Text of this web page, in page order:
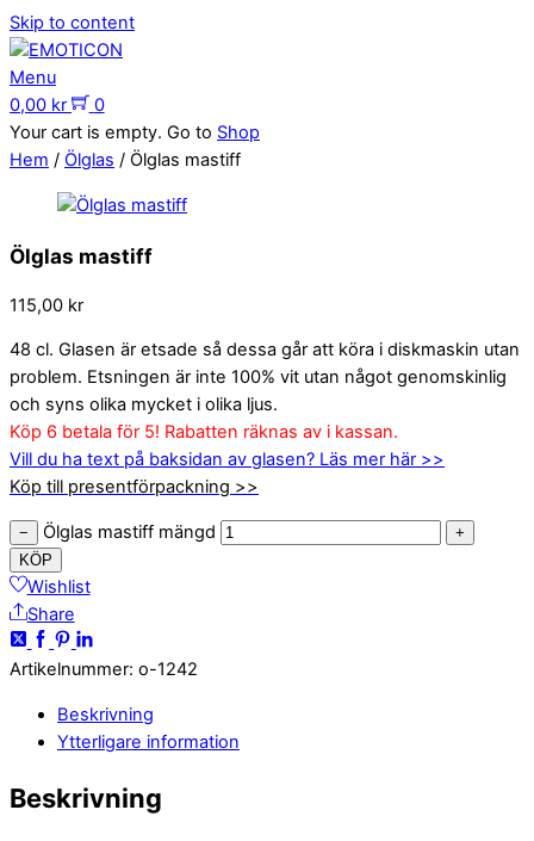
Skip to content
Menu
0,00 kr
0
Your cart is empty. Go to Shop
Hem / Ölglas / Ölglas mastiff
Ölglas mastiff
115,00 kr
48 cl. Glasen är etsade så dessa går att köra i diskmaskin utan
problem. Etsningen är inte 100% vit utan något genomskinlig
och syns olika mycket i olika ljus.
Köp 6 betala för 5! Rabatten räknas av i kassan.
Vill du ha text på baksidan av glasen? Läs mer här >>
Köp till presentförpackning >>
− Ölglas mastiff mängd
+
KÖP
Wishlist
Share
Artikelnummer: o-1242
Beskrivning
Ytterligare information
Beskrivning